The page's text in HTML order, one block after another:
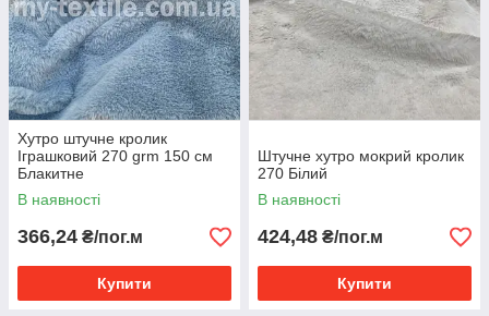
Хутро штучне кролик
Іграшковий 270 grm 150 см
Блакитне
В наявності
366,24 ₴/пог.м
Купити
Штучне хутро мокрий кролик
270 Білий
В наявності
424,48 ₴/пог.м
Купити